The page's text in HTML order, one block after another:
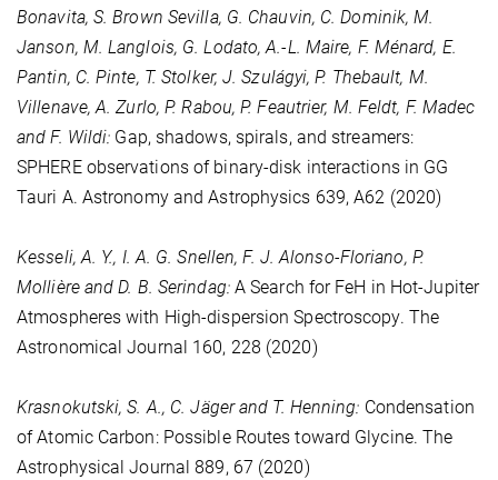
Bonavita, S. Brown Sevilla, G. Chauvin, C. Dominik, M.
Janson, M. Langlois, G. Lodato, A.-L. Maire, F. Ménard, E.
Pantin, C. Pinte, T. Stolker, J. Szulágyi, P. Thebault, M.
Villenave, A. Zurlo, P. Rabou, P. Feautrier, M. Feldt, F. Madec
and F. Wildi: Gap, shadows, spirals, and streamers:
SPHERE observations of binary-disk interactions in GG
Tauri A. Astronomy and Astrophysics 639, A62 (2020)
Kesseli, A. Y., I. A. G. Snellen, F. J. Alonso-Floriano, P.
Mollière and D. B. Serindag:A Search for FeH in Hot-Jupiter
Atmospheres with High-dispersion Spectroscopy. The
Astronomical Journal 160, 228 (2020)
Krasnokutski, S. A., C. Jäger and T. Henning: Condensation
of Atomic Carbon: Possible Routes toward Glycine. The
Astrophysical Journal889, 67 (2020)